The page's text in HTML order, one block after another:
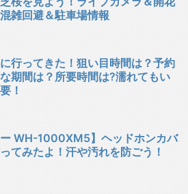
雑回避＆駐車場情報
行ってきた！狙い目時間は？予約
期間は？所要時間は?濡れてもい
！
ー WH-1000XM5】ヘッドホンカバ
てみたよ！汗や汚れを防ごう！